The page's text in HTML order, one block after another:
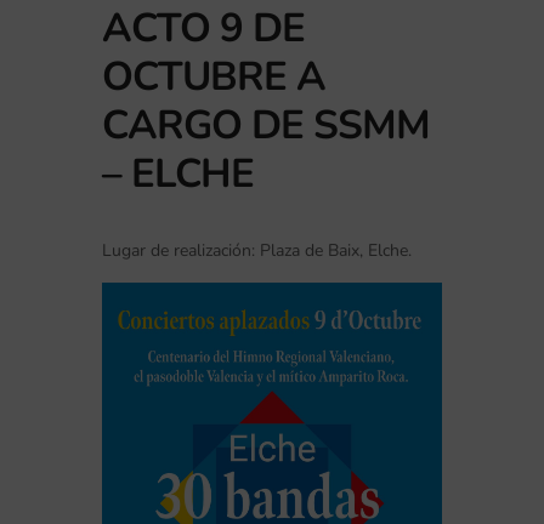
ACTO 9 DE
OCTUBRE A
CARGO DE SSMM
– ELCHE
Lugar de realización: Plaza de Baix, Elche.